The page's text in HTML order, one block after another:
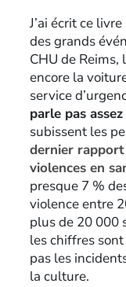
J’ai écrit ce
des grands
CHU de Reims,
encore la
service
parle pas
subissent les
dernier rapport
violences en
presque 7 %
violence entre
plus de 20 000
les chiffres
pas les
la culture.